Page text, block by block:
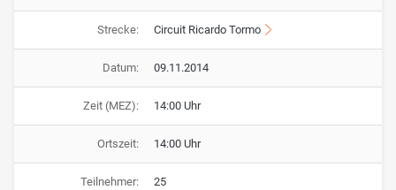
Strecke: Circuit Ricardo Tormo
Datum: 09.11.2014
Zeit (MEZ): 14:00 Uhr
Ortszeit: 14:00 Uhr
Teilnehmer: 25